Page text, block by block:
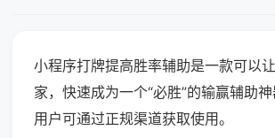
小程序打牌提高胜率辅助是一款可以
家，快速成为一个“必胜”的输赢辅助
用户可通过正规渠道获取使用。